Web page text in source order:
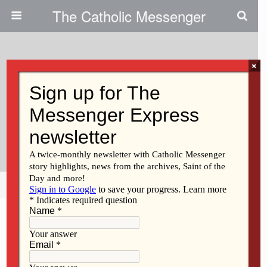
The Catholic Messenger
Vive El Espíritu Guadalupano Y
Las Celebraciones De Las
Posadas
Share Tweet Mail
×